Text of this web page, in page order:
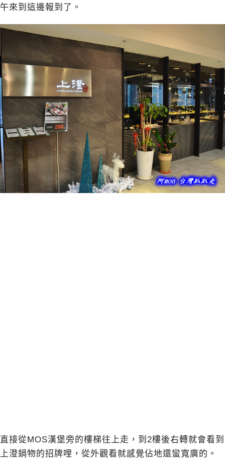
午來到這邊報到了。
直接從MOS漢堡旁的樓梯往上走，到2樓後右轉就會看到
上澄鍋物的招牌哩，從外觀看就感覺佔地還蠻寬廣的。